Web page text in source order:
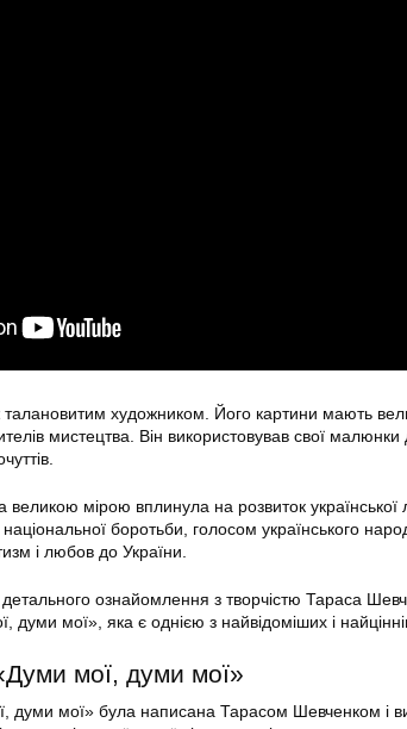
художником. Його картини мають
мистецтва. Він використовував свої малюнки
мірою вплинула на розвиток української
боротьби, голосом українського
і любов до України.
ознайомлення з творчістю Тараса
думи мої», яка є однією з найвідоміших і
мої, думи мої»
думи мої» була написана Тарасом Шевченком і